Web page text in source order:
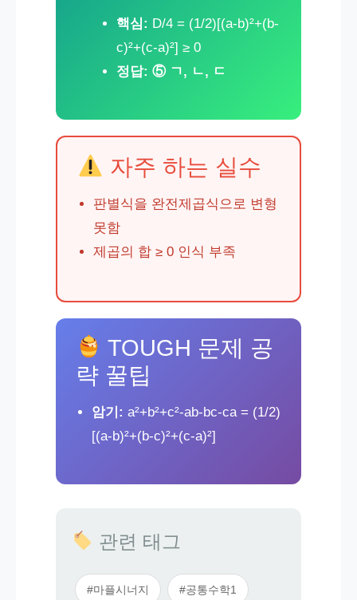
핵심: D/4 = (1/2)[(a-b)²+(b-
c)²+(c-a)²] ≥ 0
정답: ⑤ ㄱ, ㄴ, ㄷ
자주 하는 실수
판별식을 완전제곱식으로 변형
못함
제곱의 합 ≥ 0 인식 부족
TOUGH 문제 공
략 꿀팁
암기: a²+b²+c²-ab-bc-ca = (1/2)
[(a-b)²+(b-c)²+(c-a)²]
관련 태그
#마플시너지 #공통수학1